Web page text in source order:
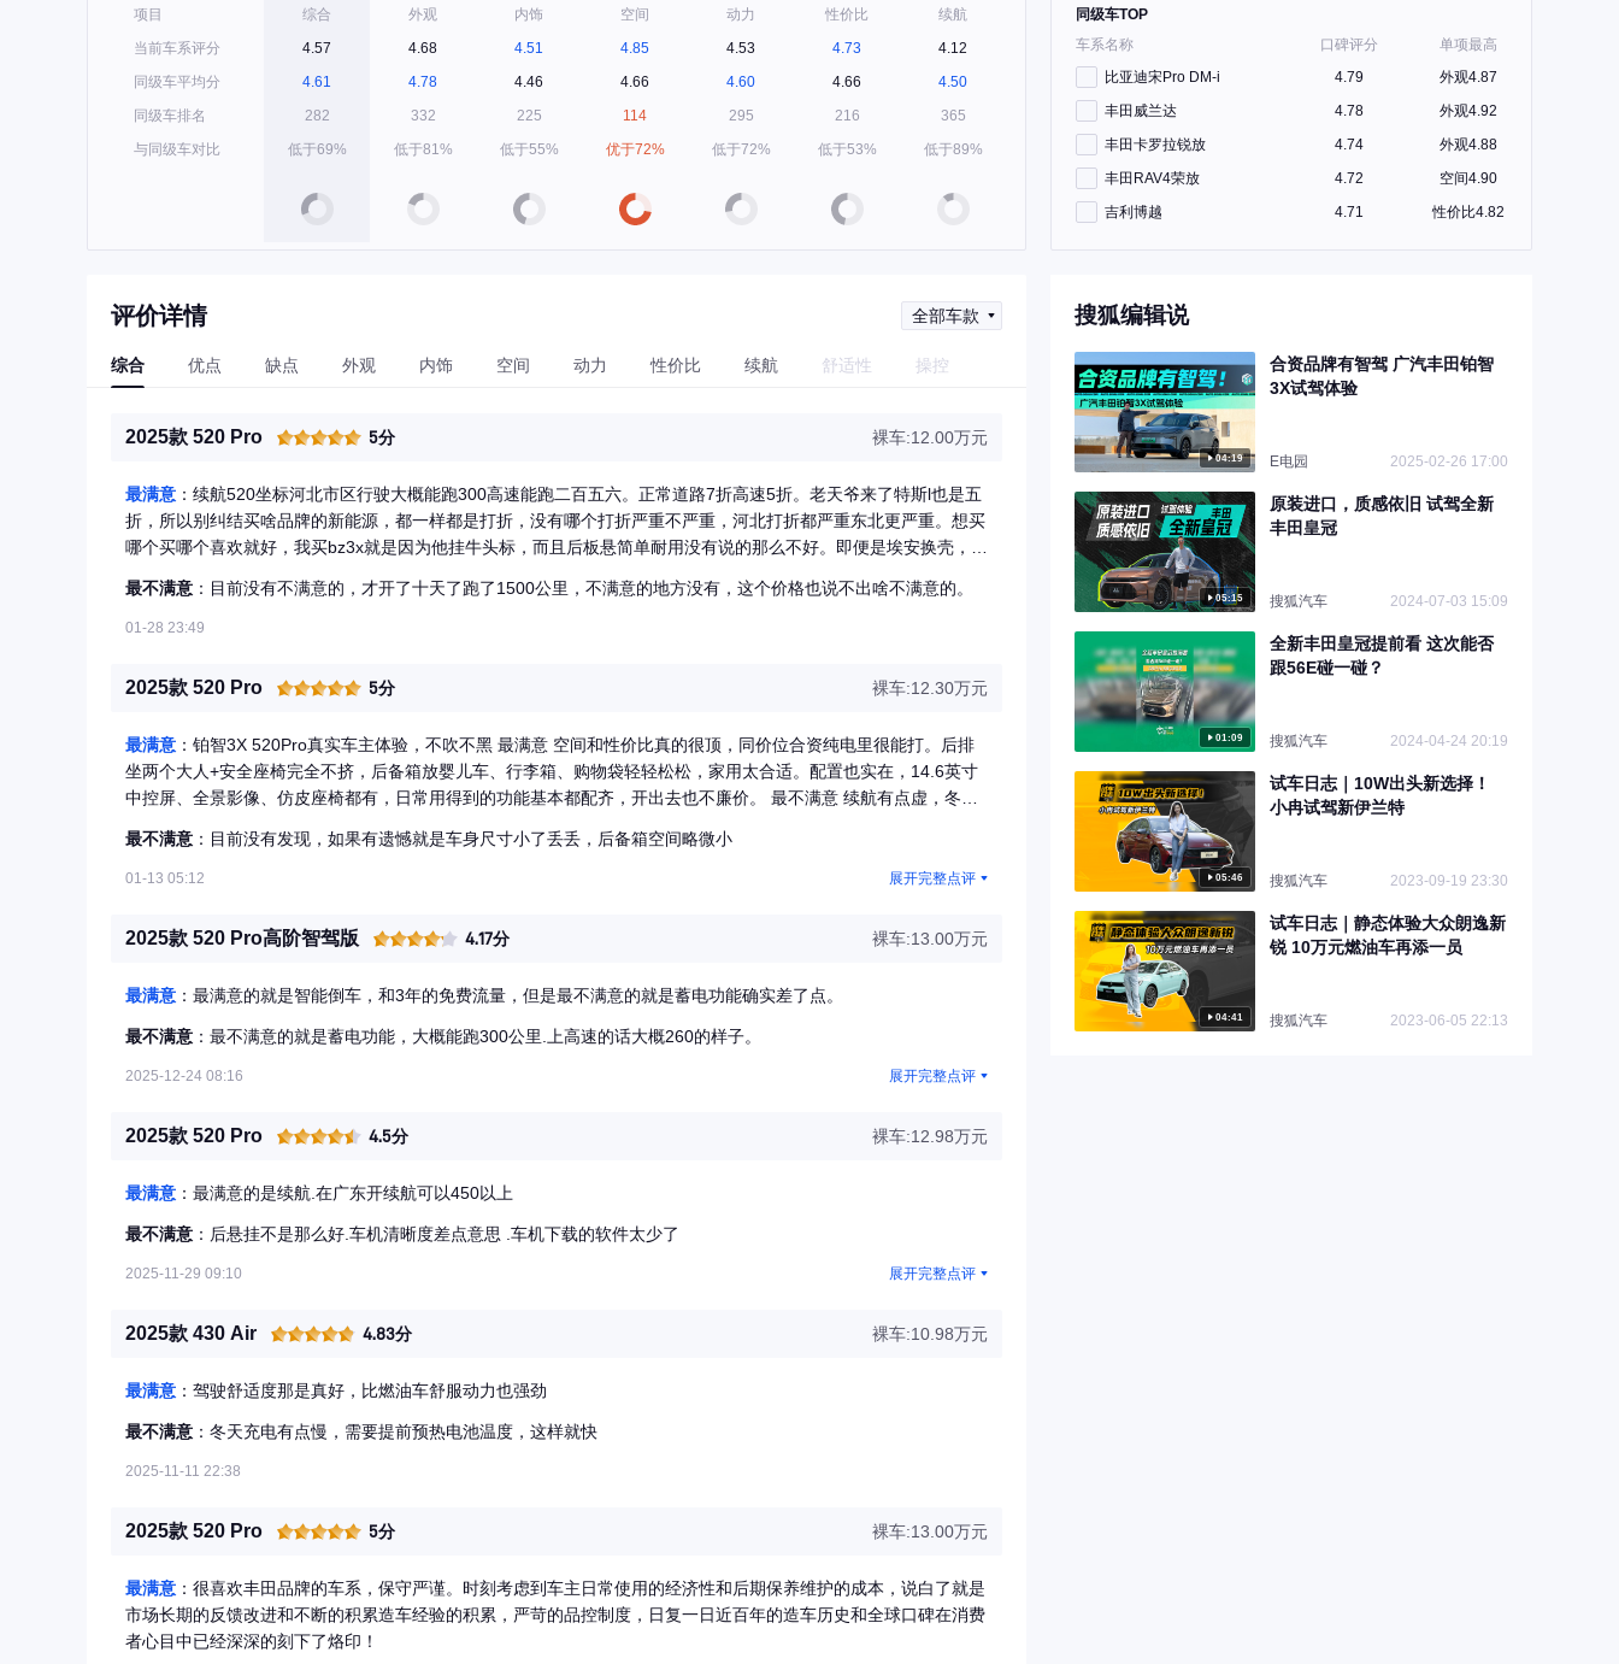
项目
当前车系评分
同级车平均分
同级车排名
与同级车对比
综合
4.57
4.61
282
低于69%
外观
4.68
4.78
332
低于81%
内饰
4.51
4.46
225
低于55%
空间
4.85
4.66
114
优于72%
动力
4.53
4.60
295
低于72%
性价比
4.73
4.66
216
低于53%
续航
4.12
4.50
365
低于89%
同级车TOP
车系名称
口碑评分
单项最高
比亚迪宋Pro DM-i
4.79
外观4.87
丰田威兰达
4.78
外观4.92
丰田卡罗拉锐放
4.74
外观4.88
丰田RAV4荣放
4.72
空间4.90
吉利博越
4.71 性价比4.82
评价详情 全部车款
综合 优点 缺点 外观 内饰 空间 动力 性价比 续航 舒适性 操控
2025款 520 Pro 5分 裸车:12.00万元
最满意 ：续航520坐标河北市区行驶大概能跑300高速能跑二百五六。正常道路7折高速5折。老天爷来了特斯l也是五
折，所以别纠结买啥品牌的新能源，都一样都是打折，没有哪个打折严重不严重，河北打折都严重东北更严重。想买
哪个买哪个喜欢就好，我买bz3x就是因为他挂牛头标，而且后板悬简单耐用没有说的那么不好。即便是埃安换壳，买
最不满意 ：目前没有不满意的，才开了十天了跑了1500公里，不满意的地方没有，这个价格也说不出啥不满意的。
01-28 23:49
2025款 520 Pro 5分 裸车:12.30万元
最满意 ：铂智3X 520Pro真实车主体验，不吹不黑 最满意 空间和性价比真的很顶，同价位合资纯电里很能打。后排
坐两个大人+安全座椅完全不挤，后备箱放婴儿车、行李箱、购物袋轻轻松松，家用太合适。配置也实在，14.6英寸
中控屏、全景影像、仿皮座椅都有，日常用得到的功能基本都配齐，开出去也不廉价。 最不满意 续航有点虚，冬天
很像油车，平顺不突兀，方向盘轻，掉头、停车都省力。堵车时跟车很线性，不会一顿一顿，长时间开不累；就是速
度快了过弯侧倾有点明显，我一般都会慢一点。 续航 市区温柔开大概350-380km，高速+空调直接掉到320km左
得在线，不大不小，停车方便。灯组挺有辨识度，线条干净利落，颜色选择多，属于耐看型。 内饰 整体简约实用，
元），我没选，对音质没太高要求的话，普通喇叭完全能满足。设计偏简单，少点高级感，但胜在好用。 空间 前排
视野开阔不压抑；后排腿部空间富余，中间地台纯平，坐三个人不挤。后备箱家用完全够，婴儿车、行李箱、露营装
备都能塞，家用SUV该有的实用性它都有。 智能化 就是正常L2级辅助驾驶，没有激光雷达，1个毫米波雷达+全景影
最不满意 ：目前没有发现，如果有遗憾就是车身尺寸小了丢丢，后备箱空间略微小
01-13 05:12 展开完整点评
2025款 520 Pro高阶智驾版 4.17分 裸车:13.00万元
最满意 ：最满意的就是智能倒车，和3年的免费流量，但是最不满意的就是蓄电功能确实差了点。
最不满意 ：最不满意的就是蓄电功能，大概能跑300公里.上高速的话大概260的样子。
2025-12-24 08:16 展开完整点评
2025款 520 Pro 4.5分 裸车:12.98万元
最满意 ：最满意的是续航.在广东开续航可以450以上
最不满意 ：后悬挂不是那么好.车机清晰度差点意思 .车机下载的软件太少了
2025-11-29 09:10 展开完整点评
2025款 430 Air 4.83分 裸车:10.98万元
最满意 ：驾驶舒适度那是真好，比燃油车舒服动力也强劲
最不满意 ：冬天充电有点慢，需要提前预热电池温度，这样就快
2025-11-11 22:38
2025款 520 Pro 5分 裸车:13.00万元
最满意 ：很喜欢丰田品牌的车系，保守严谨。时刻考虑到车主日常使用的经济性和后期保养维护的成本，说白了就是
市场长期的反馈改进和不断的积累造车经验的积累，严苛的品控制度，日复一日近百年的造车历史和全球口碑在消费
者心目中已经深深的刻下了烙印！
搜狐编辑说
04:19
合资品牌有智驾 广汽丰田铂智
3X试驾体验
E电园 2025-02-26 17:00
05:15
原装进口，质感依旧 试驾全新
丰田皇冠
搜狐汽车 2024-07-03 15:09
01:09
全新丰田皇冠提前看 这次能否
跟56E碰一碰？
搜狐汽车 2024-04-24 20:19
05:46
试车日志｜10W出头新选择！
小冉试驾新伊兰特
搜狐汽车 2023-09-19 23:30
04:41
试车日志｜静态体验大众朗逸新
锐 10万元燃油车再添一员
搜狐汽车 2023-06-05 22:13